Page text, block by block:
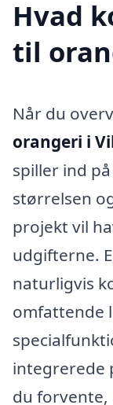
Hvad
til
Når du
orangeri i
spiller ind
størrelsen
projekt vil
udgifterne.
naturligvis
omfattende
integrerede
du forvente,